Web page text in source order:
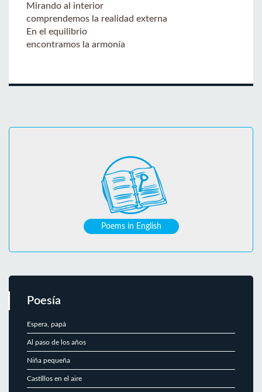
Mirando al interior
comprendemos la realidad externa
En el equilibrio
encontramos la armonía
Poems in English
Poesía
Espera, papá
Al paso de los años
Niña pequeña
Castillos en el aire